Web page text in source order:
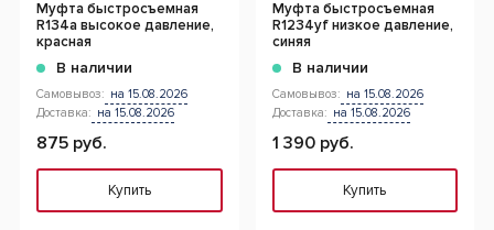
Муфта быстросъемная
R134a высокое давление,
красная
В наличии
Самовывоз: на 15.08.2026
Доставка: на 15.08.2026
875 руб.
Купить
Муфта быстросъемная
R1234yf низкое давление,
синяя
В наличии
Самовывоз: на 15.08.2026
Доставка: на 15.08.2026
1 390 руб.
Купить